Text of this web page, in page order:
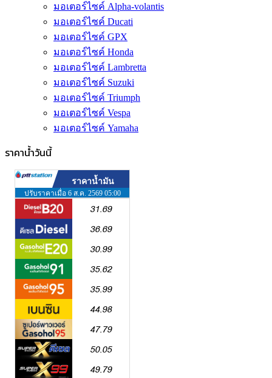
มอเตอร์ไซค์ Alpha-volantis
มอเตอร์ไซค์ Ducati
มอเตอร์ไซค์ GPX
มอเตอร์ไซค์ Honda
มอเตอร์ไซค์ Lambretta
มอเตอร์ไซค์ Suzuki
มอเตอร์ไซค์ Triumph
มอเตอร์ไซค์ Vespa
มอเตอร์ไซค์ Yamaha
ราคาน้ำวันนี้